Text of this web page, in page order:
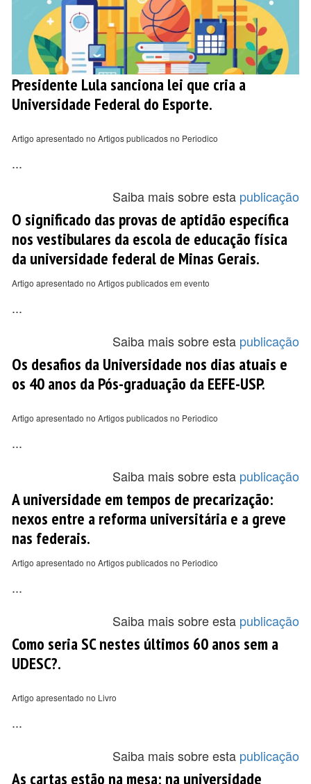
Presidente Lula sanciona lei que cria a
Universidade Federal do Esporte.
Artigo apresentado no Artigos publicados no Periodico
...
Saiba mais sobre esta publicação
O significado das provas de aptidão específica
nos vestibulares da escola de educação física
da universidade federal de Minas Gerais.
Artigo apresentado no Artigos publicados em evento
...
Saiba mais sobre esta publicação
Os desafios da Universidade nos dias atuais e
os 40 anos da Pós-graduação da EEFE-USP.
Artigo apresentado no Artigos publicados no Periodico
...
Saiba mais sobre esta publicação
A universidade em tempos de precarização:
nexos entre a reforma universitária e a greve
nas federais.
Artigo apresentado no Artigos publicados no Periodico
...
Saiba mais sobre esta publicação
Como seria SC nestes últimos 60 anos sem a
UDESC?.
Artigo apresentado no Livro
...
Saiba mais sobre esta publicação
As cartas estão na mesa: na universidade